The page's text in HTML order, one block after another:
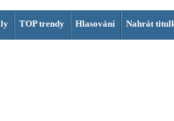
TOP trendy Hlasování Nahrát